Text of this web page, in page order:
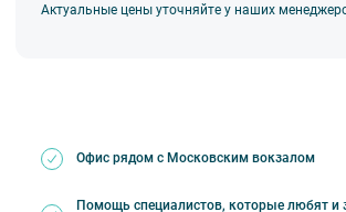
Актуальные цены уточняйте у наших
Офис рядом с Московским вокзалом
Помощь специалистов, которые любят и